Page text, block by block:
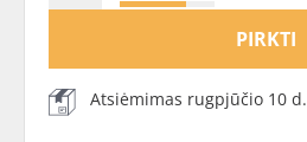
PIRKTI
Atsiėmimas rugpjūčio 10 d.